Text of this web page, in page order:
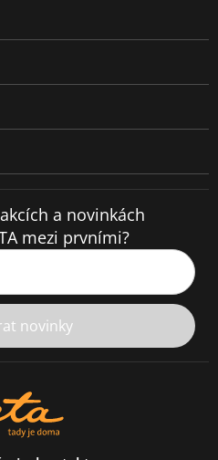
a novinkách
mezi prvními?
novinky